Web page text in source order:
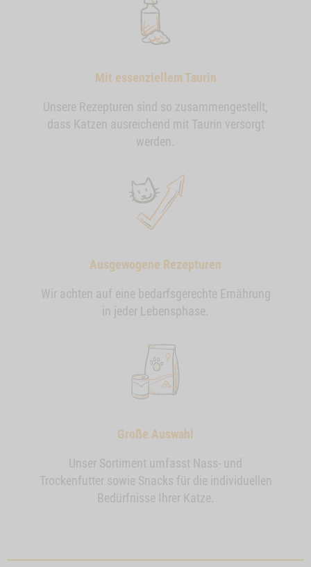
Mit essenziellem Taurin
Unsere Rezepturen sind so zusammengestellt,
dass Katzen ausreichend mit Taurin versorgt
werden.
Ausgewogene Rezepturen
Wir achten auf eine bedarfsgerechte Ernährung
in jeder Lebensphase.
Große Auswahl
Unser Sortiment umfasst Nass- und
Trockenfutter sowie Snacks für die individuellen
Bedürfnisse Ihrer Katze.